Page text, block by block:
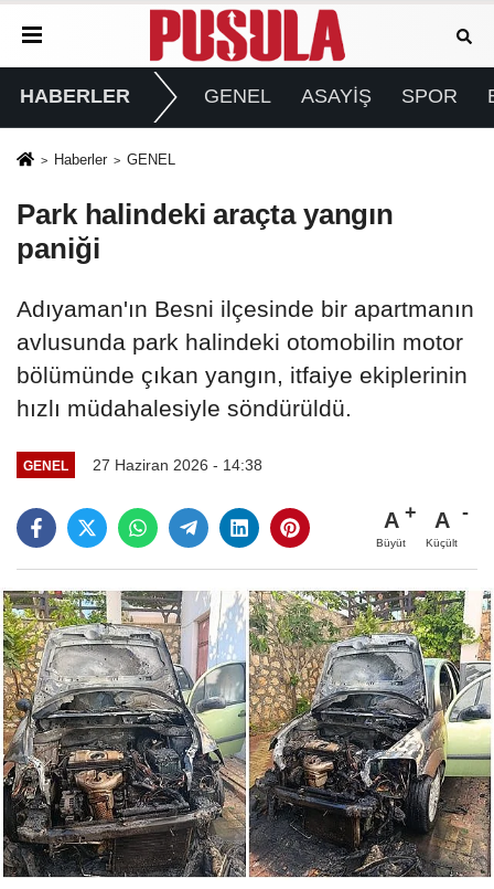
HABERLER GENEL ASAYİŞ SPOR
Haberler GENEL
Park halindeki araçta yangın
paniği
Adıyaman'ın Besni ilçesinde bir apartmanın
avlusunda park halindeki otomobilin motor
bölümünde çıkan yangın, itfaiye ekiplerinin
hızlı müdahalesiyle söndürüldü.
GENEL 27 Haziran 2026 - 14:38
A
Büyüt
A
Küçült